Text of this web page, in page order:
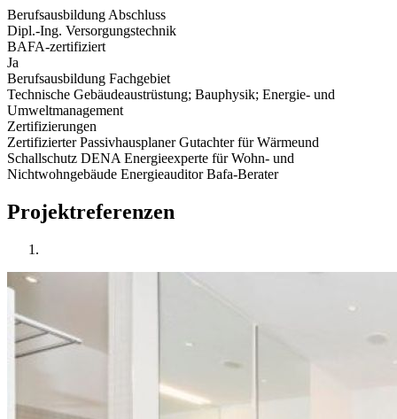
Berufsausbildung Abschluss
Dipl.-Ing. Versorgungstechnik
BAFA-zertifiziert
Ja
Berufsausbildung Fachgebiet
Technische Gebäudeaustrüstung; Bauphysik; Energie- und
Umweltmanagement
Zertifizierungen
Zertifizierter Passivhausplaner Gutachter für Wärmeund
Schallschutz DENA Energieexperte für Wohn- und
Nichtwohngebäude Energieauditor Bafa-Berater
Projektreferenzen